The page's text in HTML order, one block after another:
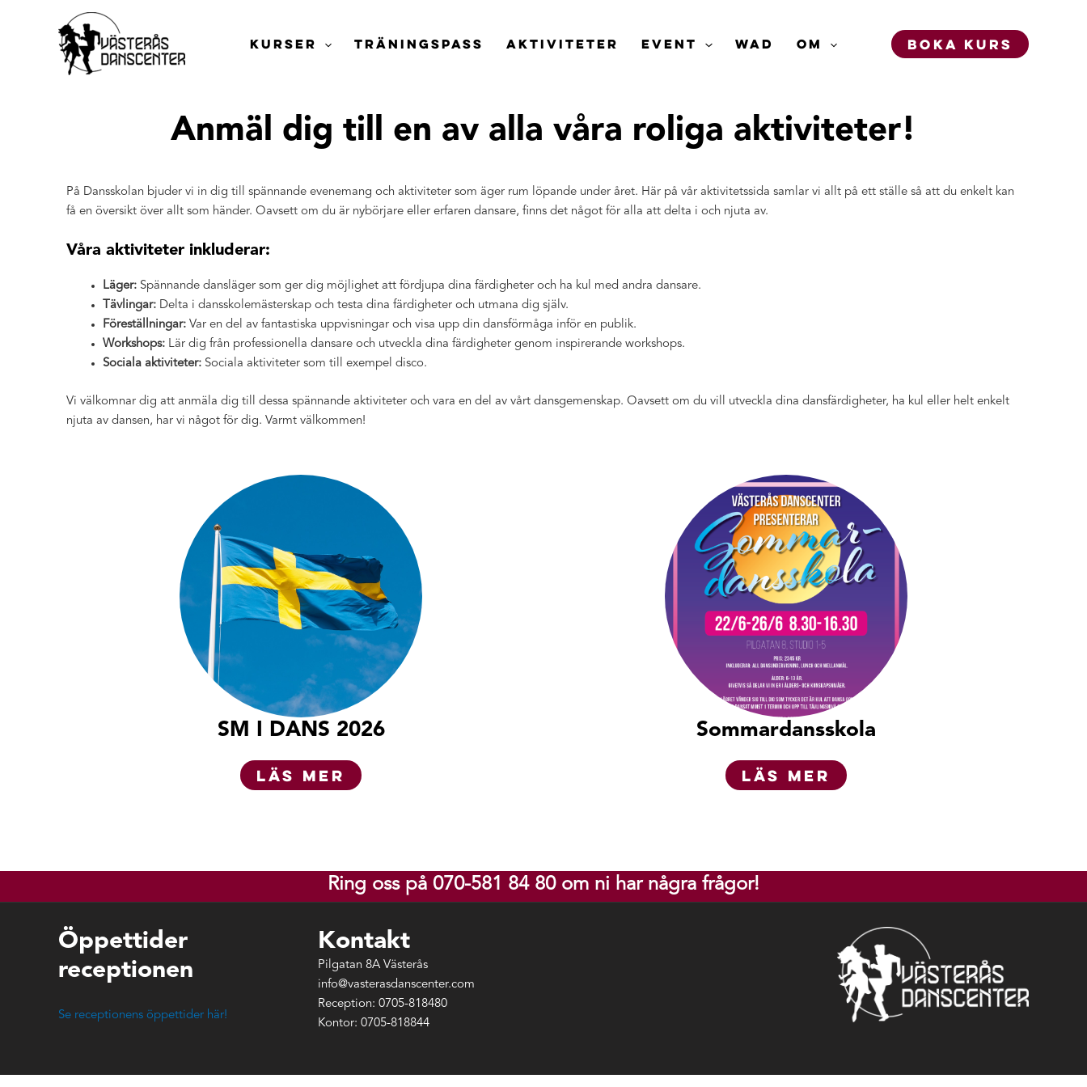
KURSER TRÄNINGSPASS AKTIVITETER EVENT WAD OM BOKA KURS
Anmäl dig till en av alla våra roliga aktiviteter!
På Dansskolan bjuder vi in dig till spännande evenemang och aktiviteter som äger rum löpande under året. Här på vår aktivitetssida samlar vi allt på ett ställe så att du enkelt kan
få en översikt över allt som händer. Oavsett om du är nybörjare eller erfaren dansare, finns det något för alla att delta i och njuta av.
Våra aktiviteter inkluderar:
Läger: Spännande dansläger som ger dig möjlighet att fördjupa dina färdigheter och ha kul med andra dansare.
Tävlingar: Delta i dansskolemästerskap och testa dina färdigheter och utmana dig själv.
Föreställningar: Var en del av fantastiska uppvisningar och visa upp din dansförmåga inför en publik.
Workshops: Lär dig från professionella dansare och utveckla dina färdigheter genom inspirerande workshops.
Sociala aktiviteter: Sociala aktiviteter som till exempel disco.
Vi välkomnar dig att anmäla dig till dessa spännande aktiviteter och vara en del av vårt dansgemenskap. Oavsett om du vill utveckla dina dansfärdigheter, ha kul eller helt enkelt
njuta av dansen, har vi något för dig. Varmt välkommen!
SM I DANS 2026
LÄS MER
Sommardansskola
LÄS MER
Ring oss på 070-581 84 80 om ni har några frågor!
Öppettider
receptionen
Se receptionens öppettider här!
Kontakt
Pilgatan 8A Västerås
info@vasterasdanscenter.com
Reception: 0705-818480
Kontor: 0705-818844